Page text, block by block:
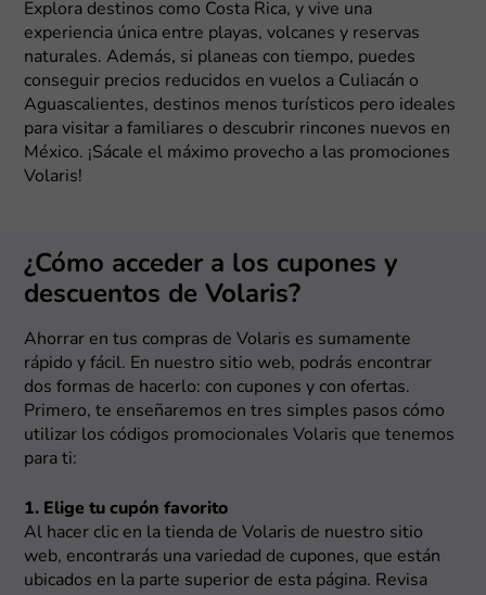
Explora destinos como Costa Rica, y vive una
experiencia única entre playas, volcanes y reservas
naturales. Además, si planeas con tiempo, puedes
conseguir precios reducidos en vuelos a Culiacán o
Aguascalientes, destinos menos turísticos pero ideales
para visitar a familiares o descubrir rincones nuevos en
México. ¡Sácale el máximo provecho a las promociones
Volaris!
¿Cómo acceder a los cupones y
descuentos de Volaris?
Ahorrar en tus compras de Volaris es sumamente
rápido y fácil. En nuestro sitio web, podrás encontrar
dos formas de hacerlo: con cupones y con ofertas.
Primero, te enseñaremos en tres simples pasos cómo
utilizar los códigos promocionales Volaris que tenemos
para ti:
1. Elige tu cupón favorito
Al hacer clic en la tienda de Volaris de nuestro sitio
web, encontrarás una variedad de cupones, que están
ubicados en la parte superior de esta página. Revisa